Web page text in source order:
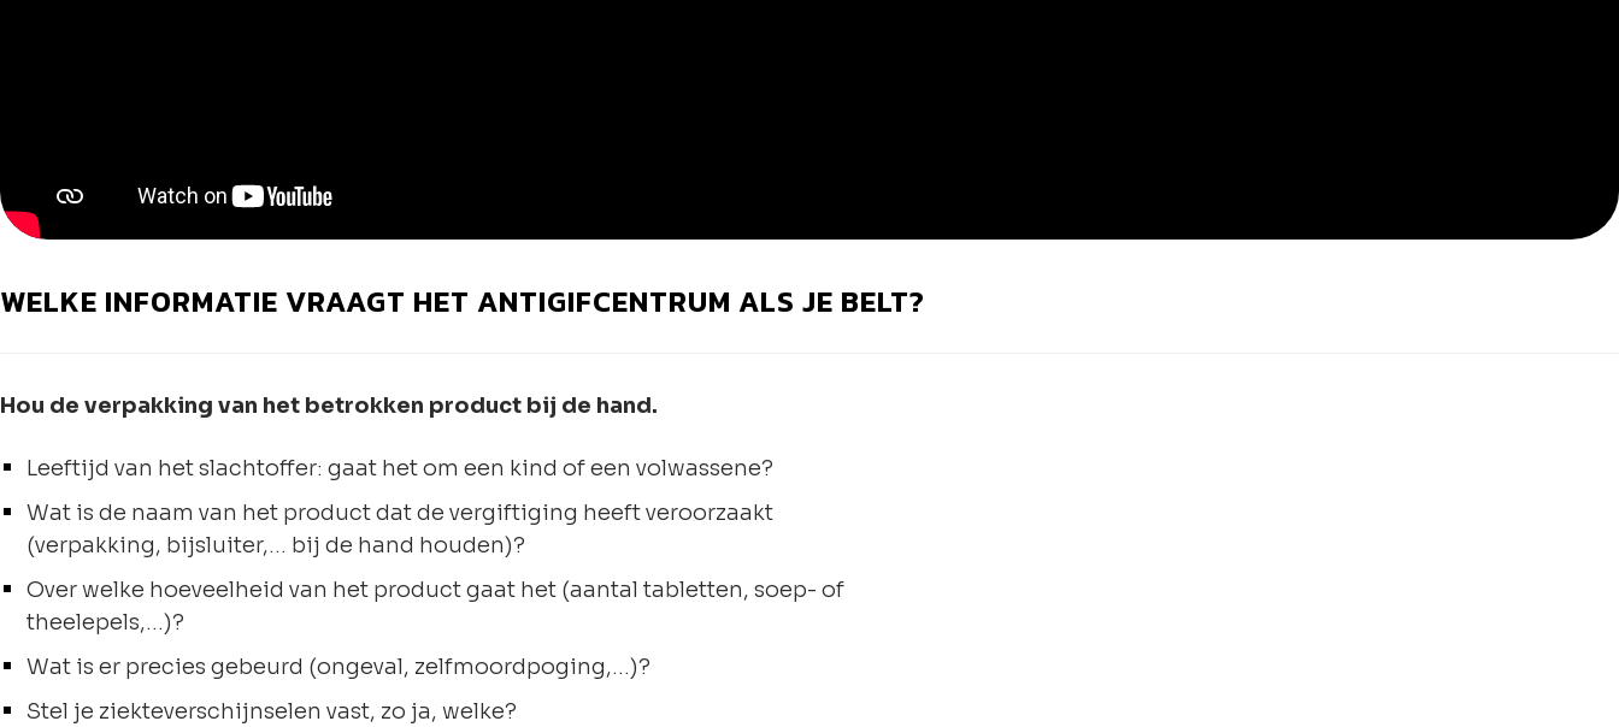
WELKE INFORMATIE VRAAGT HET ANTIGIFCENTRUM ALS JE BELT?
Hou de verpakking van het betrokken product bij de hand.
Leeftijd van het slachtoffer: gaat het om een kind of een volwassene?
Wat is de naam van het product dat de vergiftiging heeft veroorzaakt
(verpakking, bijsluiter,… bij de hand houden)?
Over welke hoeveelheid van het product gaat het (aantal tabletten, soep- of
theelepels,…)?
Wat is er precies gebeurd (ongeval, zelfmoordpoging,…)?
Stel je ziekteverschijnselen vast, zo ja, welke?